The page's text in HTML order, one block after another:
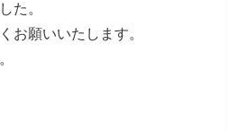
た。
お願いいたします。